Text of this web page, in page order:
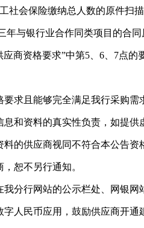
社会保险缴纳总人数的原件扫描
年与银行业合作同类项目的合
应商资格要求”中第5、6、7点
要求且能够完全满足我行采购
息和资料的真实性负责，如提供
的供应商视同不符合本公告资
恕不另行通知。
我分行网站的公示栏处、网银网
字人民币应用，鼓励供应商开